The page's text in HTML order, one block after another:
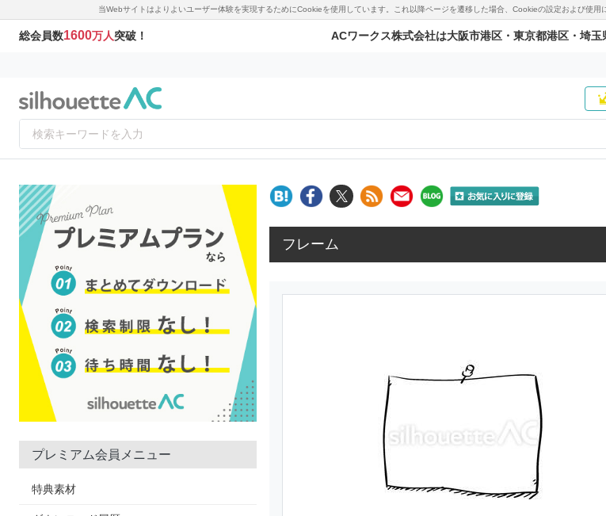
当Webサイトはよりよいユーザー体験を実現するためにCookieを使用しています。これ以降ページを遷移した場合、Cookieの設定および使
総会員数1600万人突破！ ACワークス株式会社は大阪市港区・東京都港区・埼
プレミアム会員メニュー
特典素材
フレーム